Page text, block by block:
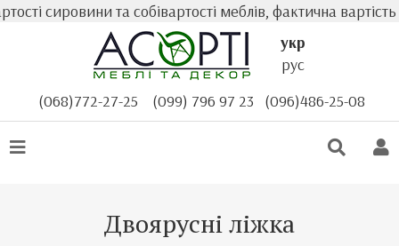
та собівартості меблів, фактична вартість
укр
рус
(068)772-27-25
(099) 796 97 23 (096)486-25-08
Двоярусні ліжка